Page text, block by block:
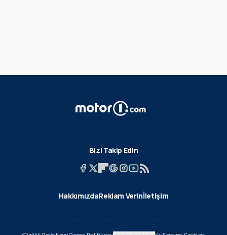
Bizi Takip Edin
HakkımızdaReklam Verinİletişim